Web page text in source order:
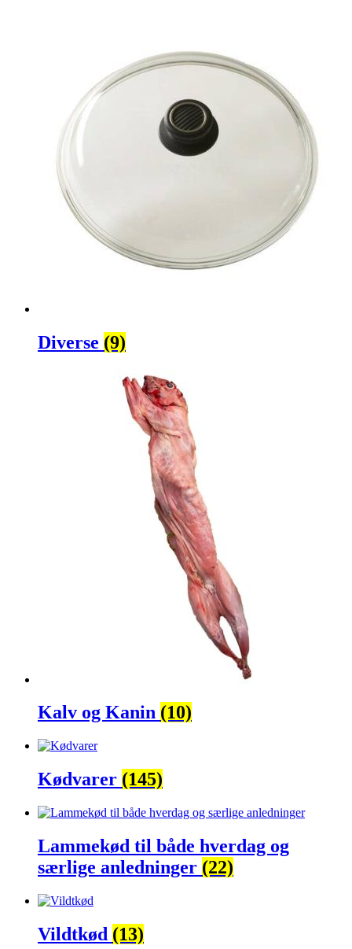
Diverse (9)
Kalv og Kanin (10)
Kødvarer (145)
Lammekød til både hverdag og
særlige anledninger (22)
Vildtkød (13)